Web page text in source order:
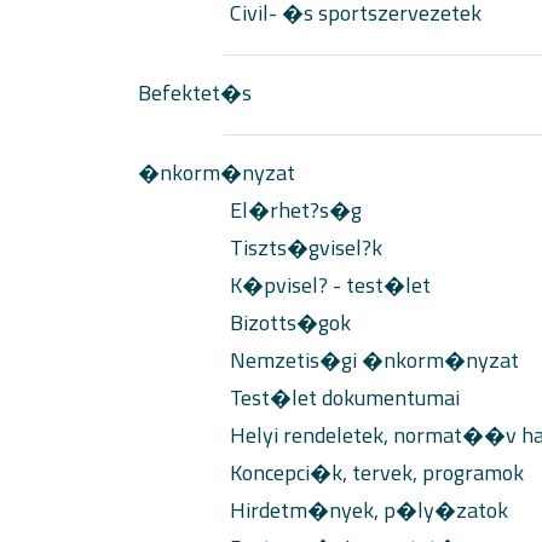
Civil- �s sportszervezetek
Befektet�s
�nkorm�nyzat
El�rhet?s�g
Tiszts�gvisel?k
K�pvisel? - test�let
Bizotts�gok
Nemzetis�gi �nkorm�nyzat
Test�let dokumentumai
Helyi rendeletek, normat��v
Koncepci�k, tervek, programok
Hirdetm�nyek, p�ly�zatok